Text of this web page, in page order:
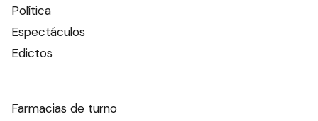
Política
Espectáculos
Edictos
Farmacias de turno